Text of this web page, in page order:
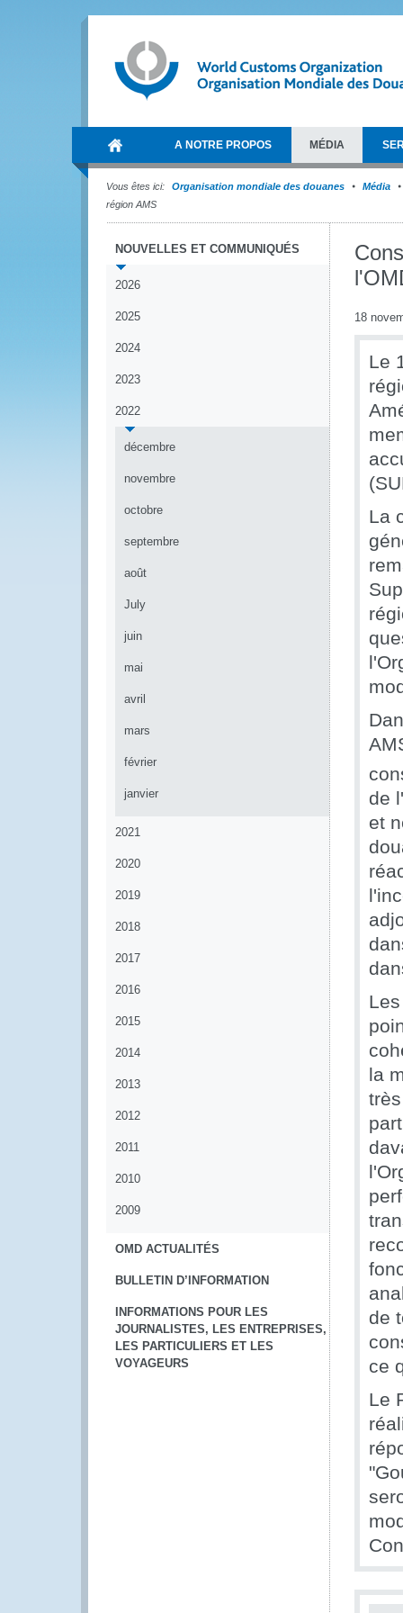
A NOTRE PROPOS MÉDIA
Vous êtes ici: Organisation mondiale des douanes
Média
région AMS
NOUVELLES ET COMMUNIQUÉS
2026
2025
2024
2023
2022
décembre
novembre
octobre
septembre
août
July
juin
mai
avril
mars
février
janvier
2021
2020
2019
2018
2017
2016
2015
2014
2013
2012
2011
2010
2009
OMD ACTUALITÉS
BULLETIN D’INFORMATION
INFORMATIONS POUR LES
JOURNALISTES, LES ENTREPRISES,
LES PARTICULIERS ET LES
VOYAGEURS
18
Le
La
de
et
la
de
ce
Le